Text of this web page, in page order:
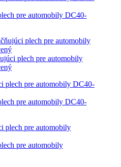
pre automobily DC40-
plech pre automobily
pre automobily DC40-
pre automobily